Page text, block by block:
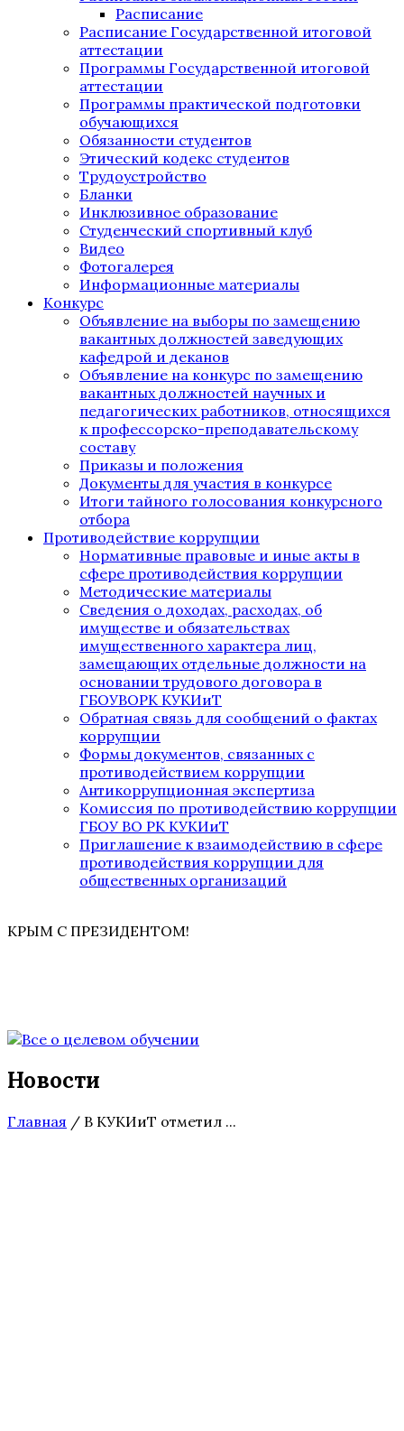
Расписание
Расписание Государственной итоговой
аттестации
Программы Государственной итоговой
аттестации
Программы практической подготовки
обучающихся
Обязанности студентов
Этический кодекс студентов
Трудоустройство
Бланки
Инклюзивное образование
Студенческий спортивный клуб
Видео
Фотогалерея
Информационные материалы
Конкурс
Объявление на выборы по замещению
вакантных должностей заведующих
кафедрой и деканов
Объявление на конкурс по замещению
вакантных должностей научных и
педагогических работников, относящихся
к профессорско-преподавательскому
составу
Приказы и положения
Документы для участия в конкурсе
Итоги тайного голосования конкурсного
отбора
Противодействие коррупции
Нормативные правовые и иные акты в
сфере противодействия коррупции
Методические материалы
Сведения о доходах, расходах, об
имуществе и обязательствах
имущественного характера лиц,
замещающих отдельные должности на
основании трудового договора в
ГБОУВОРК КУКИиТ
Обратная связь для сообщений о фактах
коррупции
Формы документов, связанных с
противодействием коррупции
Антикоррупционная экспертиза
Комиссия по противодействию коррупции
ГБОУ ВО РК КУКИиТ
Приглашение к взаимодействию в сфере
противодействия коррупции для
общественных организаций
КРЫМ С ПРЕЗИДЕНТОМ!
Новости
Главная / В КУКИиТ отметил ...